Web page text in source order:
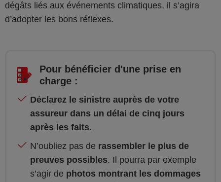
dégâts liés aux événements climatiques, il s’agira
d’adopter les bons réflexes.
Pour bénéficier d'une prise en
charge :
Déclarez le sinistre auprès de votre
assureur dans un délai de cinq jours
après les faits.
N’oubliez pas de rassembler le plus de
preuves possibles. Il pourra par exemple
s’agir de photos montrant les dommages